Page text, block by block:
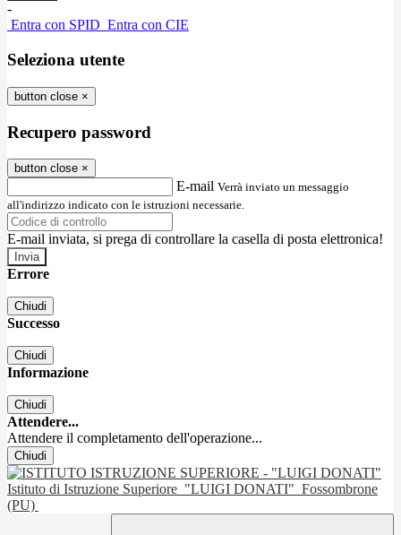
-
Entra con SPID Entra con CIE
Seleziona utente
button close ×
Recupero password
button close ×
E-mail Verrà inviato un messaggio
all'indirizzo indicato con le istruzioni necessarie.
E-mail inviata, si prega di controllare la casella di posta elettronica!
Errore
Chiudi
Successo
Chiudi
Informazione
Chiudi
Attendere...
Attendere il completamento dell'operazione...
Chiudi
Istituto di Istruzione Superiore "LUIGI DONATI" Fossombrone
(PU)